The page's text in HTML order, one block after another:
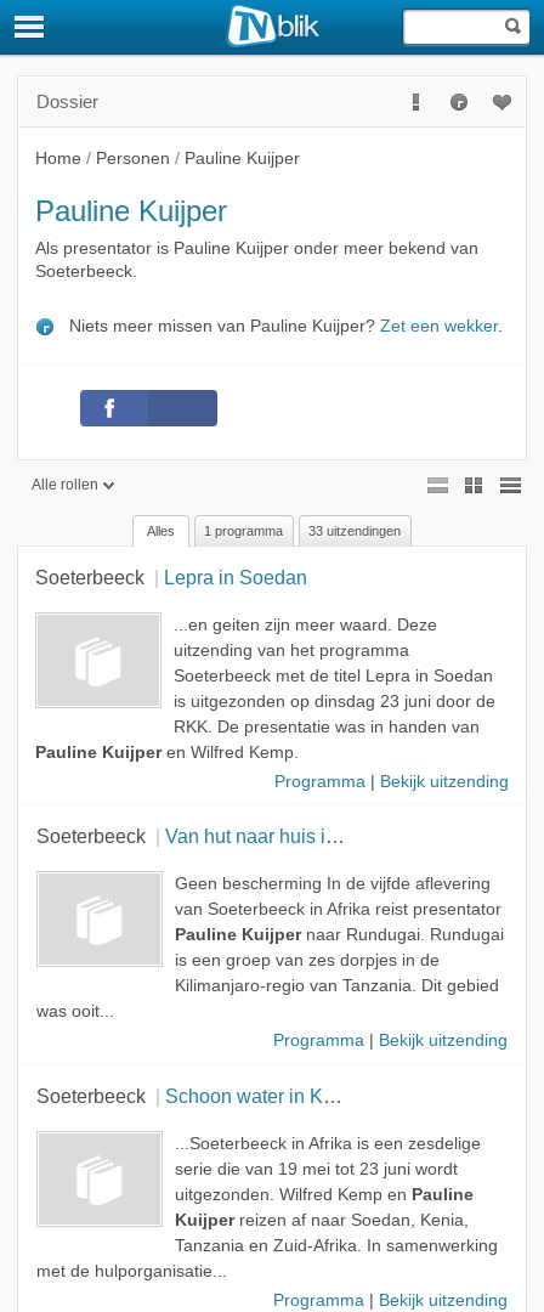
Dossier
Home / Personen / Pauline Kuijper
Pauline Kuijper
Als presentator is Pauline Kuijper onder meer bekend van
Soeterbeeck.
Niets meer missen van Pauline Kuijper? Zet een wekker.
Alle rollen
Alle rollen
Presentator
Alles 1 programma 33 uitzendingen
Soeterbeeck Lepra in Soedan
...en geiten zijn meer waard. Deze
uitzending van het programma
Soeterbeeck met de titel Lepra in Soedan
is uitgezonden op dinsdag 23 juni door de
RKK. De presentatie was in handen van
Pauline Kuijperen Wilfred Kemp.
Programma
Bekijk uitzending
Soeterbeeck Van hut naar huis in Tanzania
Geen bescherming In de vijfde aflevering
van Soeterbeeck in Afrika reist presentator
Pauline Kuijpernaar Rundugai. Rundugai
is een groep van zes dorpjes in de
Kilimanjaro-regio van Tanzania. Dit gebied
was ooit...
Programma
Bekijk uitzending
Soeterbeeck Schoon water in Kenia
...Soeterbeeck in Afrika is een zesdelige
serie die van 19 mei tot 23 juni wordt
uitgezonden. Wilfred Kemp en Pauline
Kuijperreizen af naar Soedan, Kenia,
Tanzania en Zuid-Afrika. In samenwerking
met de hulporganisatie...
Programma
Bekijk uitzending